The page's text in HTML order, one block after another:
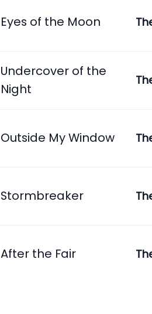
Eyes of the Moon
Undercover of the
Night
Outside My Window
Stormbreaker
After the Fair